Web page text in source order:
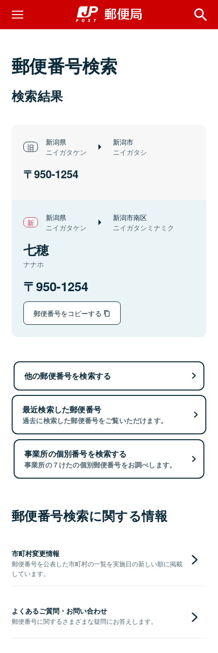
郵便番号検索
検索結果
新潟県
ニイガタケン
新潟市
ニイガタシ
950-1254
新潟県
ニイガタケン
新潟市南区
ニイガタシミナミク
七穂
ナナホ
950-1254
郵便番号をコピーする
他の郵便番号を検索する
最近検索した郵便番号
過去に検索した郵便番号をご覧いただけます。
事業所の個別番号を検索する
事業所の７けたの個別郵便番号をお調べします。
郵便番号検索に関する情報
市町村変更情報
郵便番号を公表した市町村の一覧を実施日の新しい順に掲載
しています。
よくあるご質問・お問い合わせ
郵便番号に関するさまざまな疑問にお答えします。